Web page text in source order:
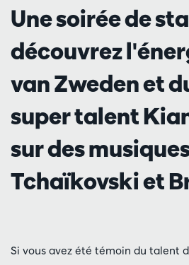
Une soirée de
découvrez
van Zweden et
super talent
sur des
Tchaïkovski et
Si vous avez été témoin du talent
Zoomer